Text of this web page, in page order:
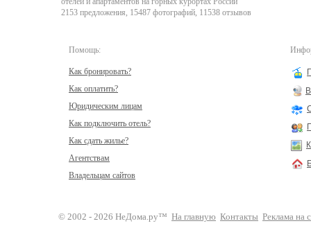
2153 предложения, 15487 фотографий, 11538 отзывов
Помощь:
Как бронировать?
Как оплатить?
Юридическим лицам
Как подключить отель?
Как сдать жилье?
Агентствам
Владельцам сайтов
© 2002 - 2026 НеДома.ру™ На главную Контакты Реклама на